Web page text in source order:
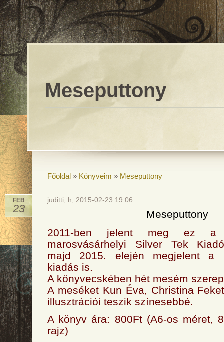
Meseputtony
Főoldal » Könyveim » Meseputtony
FEB
23
juditti, h, 2015-02-23 19:06
Meseputtony
2011-ben jelent meg ez a
marosvásárhelyi Silver Tek
majd 2015. elején megjelent a
kiadás is.
A könyvecskében hét mesém
A meséket Kun Éva, Christina
illusztrációi teszik színesebbé.
A könyv ára: 800Ft (A6-os méret,
rajz)